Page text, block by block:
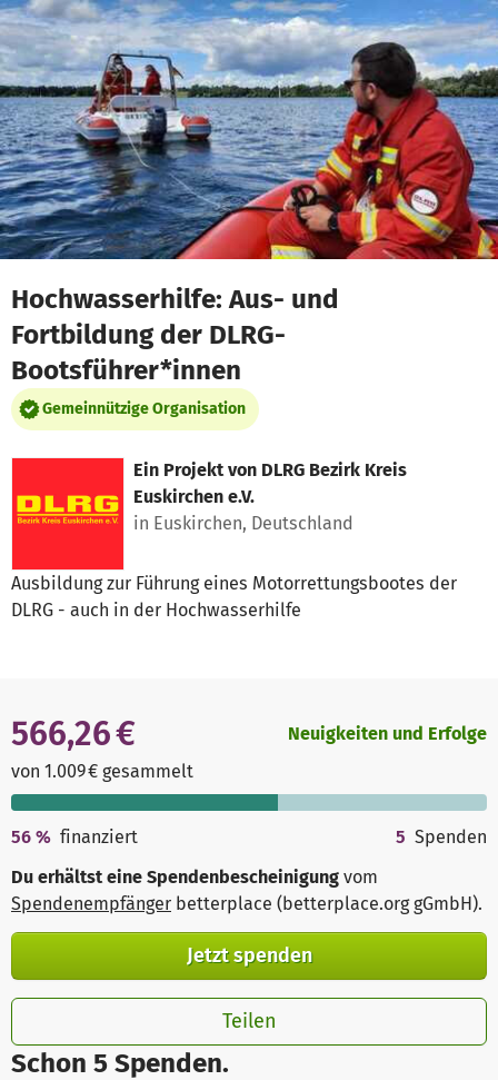
Zum Hauptinhalt springen
Erklärung zur Barrierefreiheit anzeigen
Hochwasserhilfe: Aus- und
Fortbildung der DLRG-
Bootsführer*innen
Gemeinnützige Organisation
Ein Projekt von DLRG Bezirk Kreis
Euskirchen e.V.
in Euskirchen, Deutschland
Ausbildung zur Führung eines Motorrettungsbootes der
DLRG - auch in der Hochwasserhilfe
Schon 5 Spenden.
566,26 €
von 1.009 € gesammelt
Neuigkeiten und Erfolge
56 % finanziert 5 Spenden
Du erhältst eine Spendenbescheinigung vom
Spendenempfänger betterplace (betterplace.org gGmbH).
Jetzt spenden
Teilen